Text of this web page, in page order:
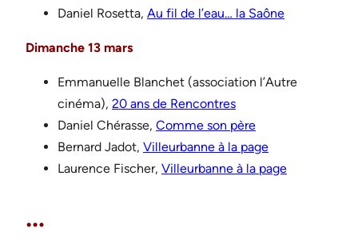
Daniel Rosetta, Au fil de l’eau… la Saône
Dimanche 13 mars
Emmanuelle Blanchet (association l’Autre
cinéma), 20 ans de Rencontres
Daniel Chérasse, Comme son père
Bernard Jadot, Villeurbanne à la page
Laurence Fischer, Villeurbanne à la page
…